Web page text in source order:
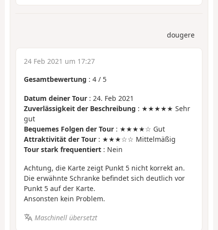
dougere
24 Feb 2021 um 17:27
Gesamtbewertung : 4 / 5
Datum deiner Tour : 24. Feb 2021
Zuverlässigkeit der Beschreibung : ★★★★★ Sehr
gut
Bequemes Folgen der Tour : ★★★★☆ Gut
Attraktivität der Tour : ★★★☆☆ Mittelmäßig
Tour stark frequentiert : Nein
Achtung, die Karte zeigt Punkt 5 nicht korrekt an.
Die erwähnte Schranke befindet sich deutlich vor
Punkt 5 auf der Karte.
Ansonsten kein Problem.
Maschinell übersetzt